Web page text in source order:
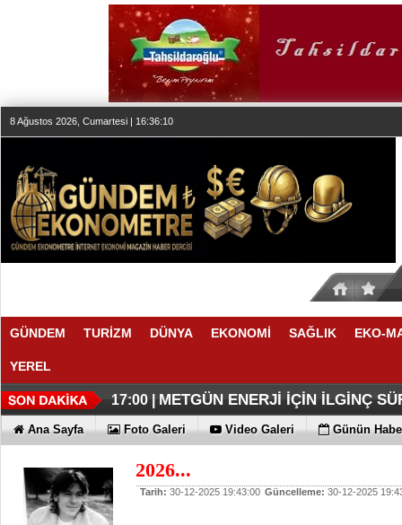
8 Ağustos 2026, Cumartesi | 16:36:10
GÜNDEM TURİZM DÜNYA EKONOMİ SAĞLIK EKO-
YEREL
17:11 |O ANLAŞMADA NELER VAR
17:08 |O TAHMİNDE YÜKSELME VAR
17:00 | METGÜN ENERJİ İÇİN İLGİNÇ
12:17 |THY REKOR KIRMAYI SEVİYOR
12:02 |ÖZEL FİYATLARLA GELDİLER
11:56 |İŞTE HONOR MAGIC V6
11:53 |TECNO'DA YENİLİKLER VAR
Ana Sayfa Foto Galeri Video Galeri Günün
2026...
Tarih: 30-12-2025 19:43:00 Güncelleme: 30-12-2025